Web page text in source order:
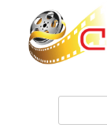
content